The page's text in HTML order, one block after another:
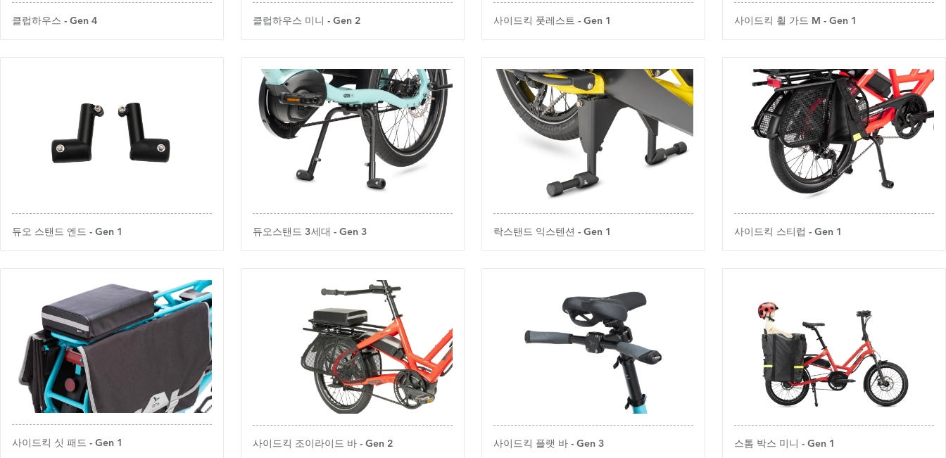
클럽하우스 - Gen 4 클럽하우스 미니 - Gen 2 사이드킥 풋레스트 - Gen 1 사이드킥 휠 가드 M - Gen 1
듀오 스탠드 엔드 - Gen 1 듀오스탠드 3세대 - Gen 3 락스탠드 익스텐션 - Gen 1 사이드킥 스티럽 - Gen 1
사이드킥 싯 패드 - Gen 1 사이드킥 조이라이드 바 - Gen 2 사이드킥 플랫 바 - Gen 3 스톰 박스 미니 - Gen 1